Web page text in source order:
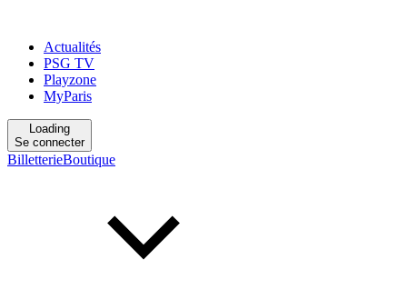
Actualités
PSG TV
Playzone
MyParis
Loading
Se connecter
BilletterieBoutique